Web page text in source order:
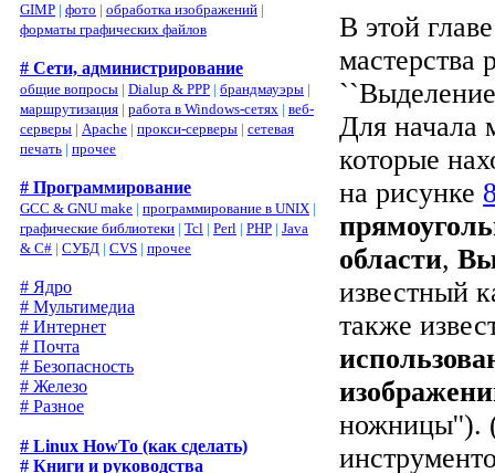
GIMP | фото | обработка изображений |
форматы графических файлов
# Сети, администрирование
общие вопросы | Dialup & PPP | брандмауэры |
маршрутизация | работа в Windows-сетях | веб-
серверы | Apache | прокси-серверы | сетевая
печать | прочее
# Программирование
GCC & GNU make | программирование в UNIX |
графические библиотеки | Tcl | Perl | PHP | Java
& C# | СУБД | CVS | прочее
# Ядро
# Мультимедиа
# Интернет
# Почта
# Безопасность
# Железо
# Разное
# Linux HowTo (как сделать)
# Книги и руководства
В этой
мастерства
Для начала
которые
на рисунке
области,
известный
также
ножницы'').